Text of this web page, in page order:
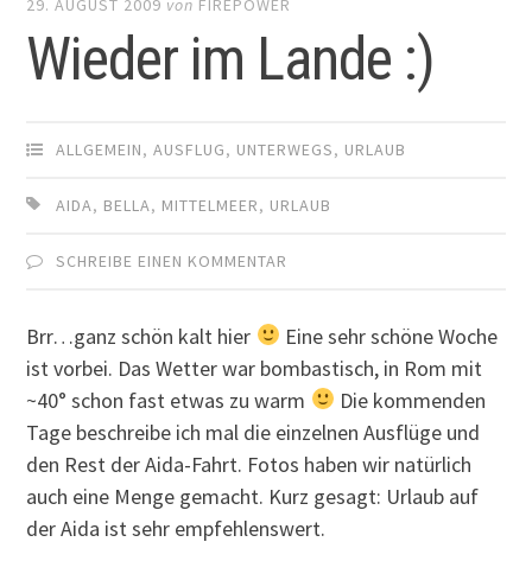
29. AUGUST 2009 von FIREPOWER
Wieder im Lande :)
ALLGEMEIN,AUSFLUG, UNTERWEGS, URLAUB
AIDA, BELLA, MITTELMEER, URLAUB
SCHREIBE EINEN KOMMENTAR
Brr…ganz schön kalt hier
Eine sehr schöne Woche
ist vorbei. Das Wetter war bombastisch, in Rom mit
~40° schon fast etwas zu warm
Die kommenden
Tage beschreibe ich mal die einzelnen Ausflüge und
den Rest der Aida-Fahrt. Fotos haben wir natürlich
auch eine Menge gemacht. Kurz gesagt: Urlaub auf
der Aida ist sehr empfehlenswert.